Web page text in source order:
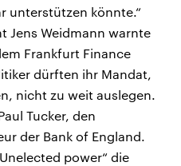
unterstützen könnte.“
Jens Weidmann warnte
Frankfurt Finance
dürften ihr Mandat,
nicht zu weit auslegen.
Tucker, den
der Bank of England.
power“ die